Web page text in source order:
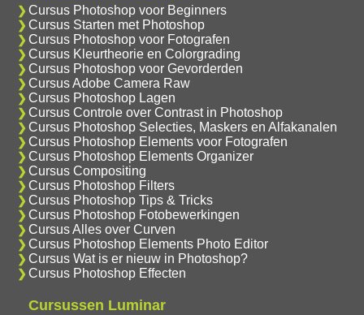
Cursus Photoshop voor Beginners
Cursus Starten met Photoshop
Cursus Photoshop voor Fotografen
Cursus Kleurtheorie en Colorgrading
Cursus Photoshop voor Gevorderden
Cursus Adobe Camera Raw
Cursus Photoshop Lagen
Cursus Controle over Contrast in Photoshop
Cursus Photoshop Selecties, Maskers en Alfakanalen
Cursus Photoshop Elements voor Fotografen
Cursus Photoshop Elements Organizer
Cursus Compositing
Cursus Photoshop Filters
Cursus Photoshop Tips & Tricks
Cursus Photoshop Fotobewerkingen
Cursus Alles over Curven
Cursus Photoshop Elements Photo Editor
Cursus Wat is er nieuw in Photoshop?
Cursus Photoshop Effecten
Cursussen Luminar